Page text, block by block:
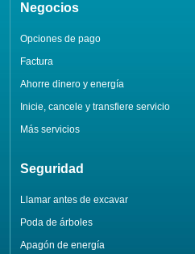
Negocios
Opciones de pago
Factura
Ahorre dinero y energía
Inicie, cancele y transfiere servicio
Más servicios
Seguridad
Llamar antes de excavar
Poda de árboles
Apagón de energía